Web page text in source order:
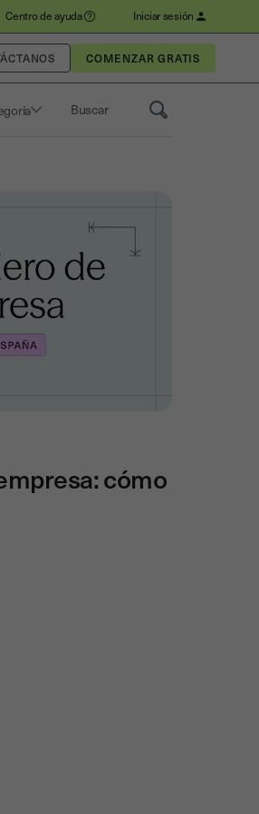
Centro de ayuda Iniciar sesión
Saisissez un terme pour
cómo